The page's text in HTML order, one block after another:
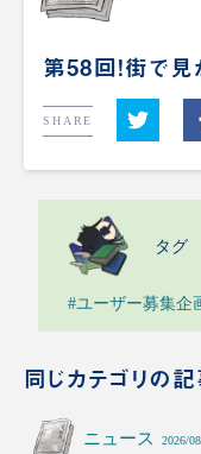
第58回！街で
SHARE
タグ
#ユーザー募集企
同じカテゴリの
ニュース 2026/